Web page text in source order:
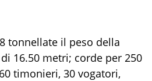
tonnellate il peso della
16.50 metri; corde per 250
timonieri, 30 vogatori,